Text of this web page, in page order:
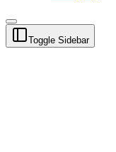
Toggle Sidebar